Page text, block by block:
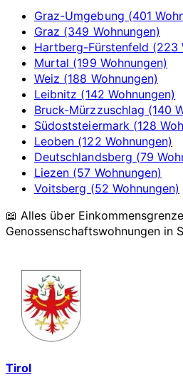
Graz-Umgebung (401
Graz (349 Wohnungen)
Hartberg-Fürstenfeld (223
Murtal (199 Wohnungen)
Weiz (188 Wohnungen)
Leibnitz (142 Wohnungen)
Bruck-Mürzzuschlag (140
Südoststeiermark (128
Leoben (122 Wohnungen)
Deutschlandsberg (79
Liezen (57 Wohnungen)
Voitsberg (52 Wohnungen)
📖 Alles über
Genossenschaftswohnungen in
Tirol